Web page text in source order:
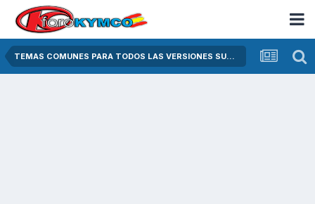
TEMAS COMUNES PARA TODOS LAS VERSIONES SUPER DINK